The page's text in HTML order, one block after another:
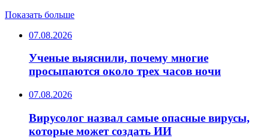
Показать больше
07.08.2026
Ученые выяснили, почему многие
просыпаются около трех часов ночи
07.08.2026
Вирусолог назвал самые опасные вирусы,
которые может создать ИИ